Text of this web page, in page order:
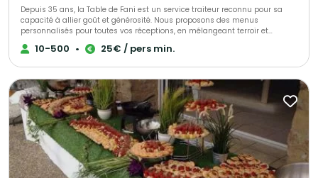
Depuis 35 ans, la Table de Fani est un service traiteur reconnu pour sa
capacité à allier goût et générosité. Nous proposons des menus
personnalisés pour toutes vos réceptions, en mélangeant terroir et
accents d’autres cultures. Notre mission est de vous accompagner dans
l'organisation de vos événements privés et professionnels, pour 10 à 300
pour vous garantir des réceptions réussies !
10-500 • 25€ / pers min.